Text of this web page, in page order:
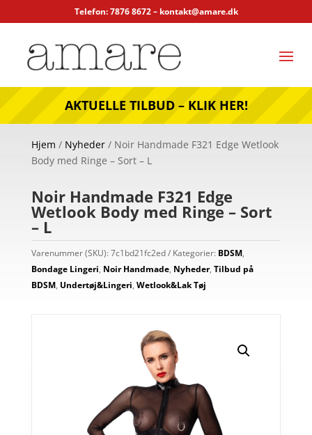
Telefon: 7876 8672 – kontakt@amare.dk
AKTUELLE TILBUD – KLIK HER!
Hjem / Nyheder/ Noir Handmade F321 Edge Wetlook
Body med Ringe – Sort – L
Noir Handmade F321 Edge
Wetlook Body med Ringe – Sort
– L
Varenummer (SKU): 7c1bd21fc2ed Kategorier: BDSM,
Bondage Lingeri, Noir Handmade, Nyheder, Tilbud på
BDSM, Undertøj&Lingeri, Wetlook&Lak Tøj